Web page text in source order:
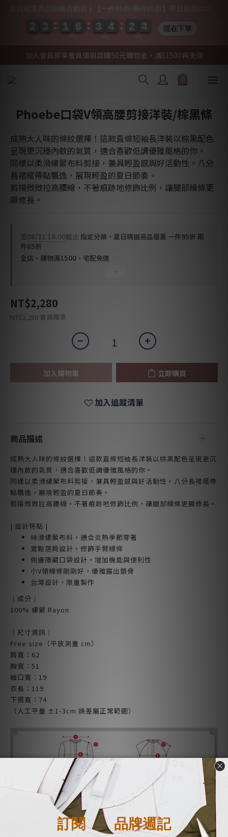
加入會員即享會員價與首購50元購物金，滿$1500再免運
Phoebe口袋V領高腰剪接洋裝/棕黑條
成熟大人味的條紋選擇！這款直條短袖長洋裝以棕黑配色
呈現更沉穩內斂的氣質，適合喜歡低調優雅風格的你。
同樣以柔滑縲縈布料剪接，兼具輕盈感與好活動性。八分
長裙襬帶點飄逸，展現輕盈的夏日節奏。
剪接微微拉高腰線，不著痕跡地修飾比例，讓腿部線條更
顯修長。
08/31 16:00截止 指定分類，夏日精選商品優惠 一件95折 兩
件85折
全店，購物滿1500，宅配免運
NT$2,280
NT$2,250 會員獨享
加入購物車 立即購買
加入追蹤清單
商品描述
成熟大人味的條紋選擇！這款直條短袖長洋裝以棕黑配色呈現更沉
穩內斂的氣質，適合喜歡低調優雅風格的你。
同樣以柔滑縲縈布料剪接，兼具輕盈感與好活動性。八分長裙襬帶
點飄逸，展現輕盈的夏日節奏。
剪接微微拉高腰線，不著痕跡地修飾比例，讓腿部線條更顯修長。
| 設計特點 |
絲滑縲縈布料，適合炎熱季節穿著
寬鬆落肩設計，修飾手臂線條
側邊隱藏口袋設計，增加機能與便利性
小V領線條剛剛好，優雅露出鎖骨
台灣設計，限量製作
｜成分｜
100% 縲縈 Rayon
｜尺寸資訊｜
Free size（平放測量 cm）
肩寬：62
胸寬：51
袖口寬：19
衣長：119
下擺寬：74
（人工平量 ±1-3cm 誤差屬正常範圍）
6
6
6
6 3
3
3
3 4
4
4
4 2
2
2
2 0
0
3
3
3
3 現在下單